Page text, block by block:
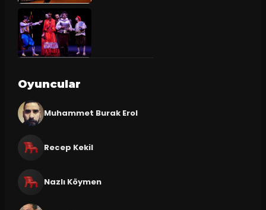
Oyuncular
Muhammet Burak Erol
Recep Kekil
Nazlı Köymen